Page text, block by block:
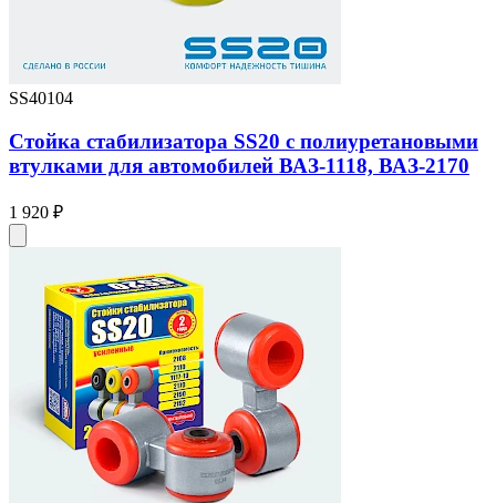
SS40104
Стойка стабилизатора SS20 с полиуретановыми
втулками для автомобилей ВАЗ-1118, ВАЗ-2170
1 920 ₽